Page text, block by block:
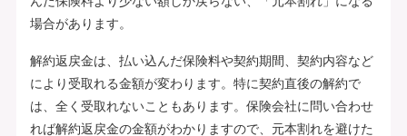
場合があります。
解約返戻金は、払い込んだ保険料や契約期間、契約内容など
により受取れる金額が変わります。特に契約直後の解約で
は、全く受取れないこともあります。保険会社に問い合わせ
れば解約返戻金の金額がわかりますので、元本割れを避けた